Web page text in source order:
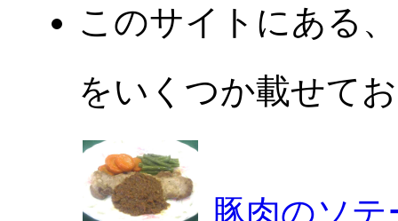
このサイトにある
をいくつか載せて
豚肉のソ